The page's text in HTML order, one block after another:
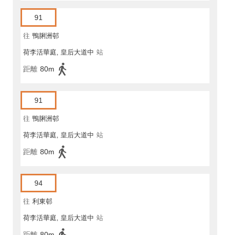
91
往 鴨脷洲邨
荷李活華庭, 皇后大道中 站
距離 80m
91
往 鴨脷洲邨
荷李活華庭, 皇后大道中 站
距離 80m
94
往 利東邨
荷李活華庭, 皇后大道中 站